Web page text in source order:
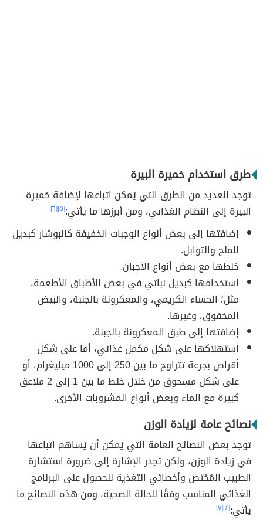
طرق استخدام خميرة البيرة
توجد العديد من الطرق التي يُمكن اتباعها لإضافة خميرة
البيرة إلى النظام الغذائي، ومن أبرزها ما يأتي:[٥] [٦]
إضافتها إلى بعض أنواع الوجبات الخفيفة كالبوشار كبديل
للملح والتوابل.
خلطها مع بعض أنواع الأجبان.
استخدامها كبديل نباتي في بعض الأطباق الأطعمة،
مثل؛ الحساء الكريمي، والمعكرونة بالجنبة، والبيض
المخفوق، وغيرها.
إضافتها إلى طبق المعكرونة بالجبنة.
استهلاكها على شكل مكمل غذائي، أما على شكل
أقراص بجرعة تتراوح ما بين 250 إلى 1000 ميليغرام، أو
على شكل مسحوق من خلال خلط ما بين 1 إلى 2 ملاعق
كبيرة مع الماء وبعض أنواع المشروبات الأخرى.
نصائح عامة لزيادة الوزن
توجد بعض النصائح العامة التي يُمكن أن يُساهم اتباعها
في زيادة الوزن، ولكن تجدر الإشارة إلى ضرورة استشارة
الطبيب المُختص وأخصائي التغذية للحصول على البرنامج
الغذائي المناسب وفقًا للحالة الصحية، ومن هذه النصائح ما
يأتي:[٤] [٧]